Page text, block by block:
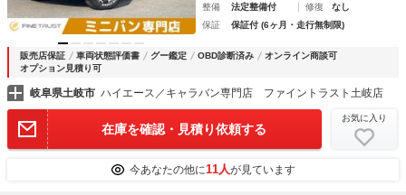
整備
法定整備付 修復
なし
保証
保証付 (6ヶ月・走行無制限)
販売店保証 車両状態評価書 グー鑑定 OBD診断済み
オンライン商談可
オプション見積り可
岐阜県土岐市 ハイエース／キャラバン専門店 ファイントラスト土岐店
在庫を確認・見積り依頼する
お気に入り
今あなたの他に11人が見ています